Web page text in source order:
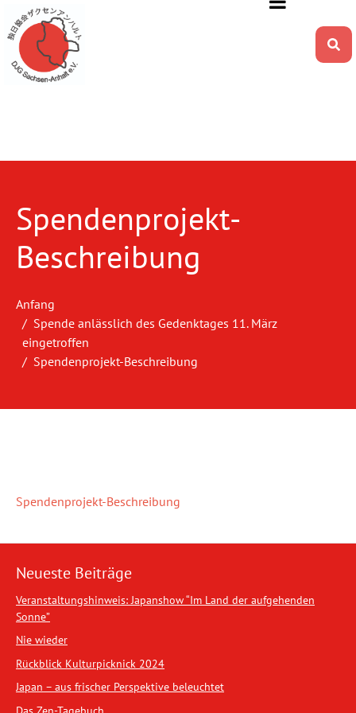
Spendenprojekt-
Beschreibung
Anfang
Spende anlässlich des Gedenktages 11. März
eingetroffen
Spendenprojekt-Beschreibung
Spendenprojekt-Beschreibung
Neueste Beiträge
Veranstaltungshinweis: Japanshow “Im Land der aufgehenden
Sonne”
Nie wieder
Rückblick Kulturpicknick 2024
Japan – aus frischer Perspektive beleuchtet